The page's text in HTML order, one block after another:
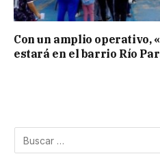
Con un amplio operativo,
estará en el barrio Río